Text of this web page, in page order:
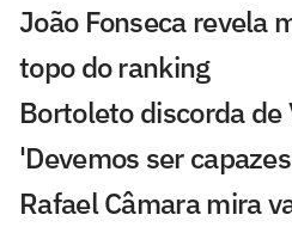
João Fonseca revela
topo do ranking
Bortoleto discorda de
'Devemos ser
Rafael Câmara mira